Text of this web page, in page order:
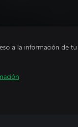
a la información de